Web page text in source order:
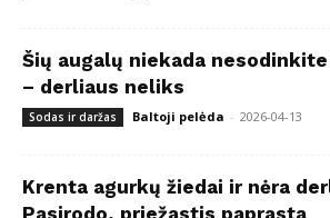
Šių augalų niekada
– derliaus neliks
Sodas ir daržas Baltoji pelėda - 2026-04-13
Krenta agurkų žiedai ir nėra